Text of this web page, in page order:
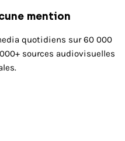
mention
quotidiens sur 60 000
sources audiovisuelles